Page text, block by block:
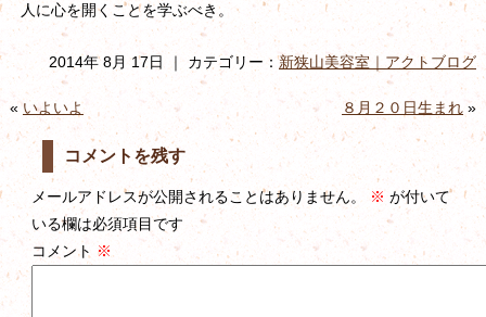
人に心を開くことを学ぶべき。
2014年 8月 17日 ｜ カテゴリー：新狭山美容室｜アクトブログ
« いよいよ ８月２０日生まれ »
コメントを残す
メールアドレスが公開されることはありません。 ※ が付いて
いる欄は必須項目です
コメント ※